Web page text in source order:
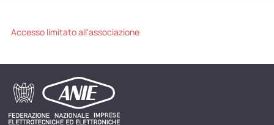
Accesso limitato all'associazione